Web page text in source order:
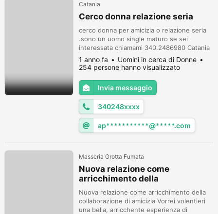
Catania
Cerco donna relazione seria
cerco donna per amicizia o relazione seria
.sono un uomo single maturo se sei
interessata chiamami 340.2486980 Catania
1 anno fa
Uomini in cerca di Donne
254 persone hanno visualizzato
Invia messaggio
340248xxxx
ap***********@*****.com
Masseria Grotta Fumata
Nuova relazione come
arricchimento della
collaborazione di amicizia
Nuova relazione come arricchimento della
collaborazione di amicizia Vorrei volentieri
una bella, arricchente esperienza di